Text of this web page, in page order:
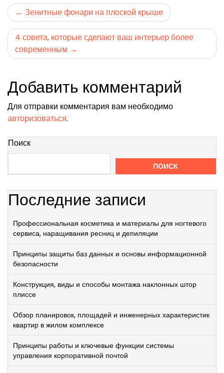
Навигация
по
записям
Зенитные фонари на плоской крыше
4 совета, которые сделают ваш интерьер более
современным
Добавить комментарий
Для отправки комментария вам необходимо
авторизоваться.
Поиск
ПОИСК
Последние записи
Профессиональная косметика и материалы для ногтевого
сервиса, наращивания ресниц и депиляции
Принципы защиты баз данных и основы информационной
безопасности
Конструкция, виды и способы монтажа наклонных штор
плиссе
Обзор планировок, площадей и инженерных характеристик
квартир в жилом комплексе
Принципы работы и ключевые функции системы
управления корпоративной почтой